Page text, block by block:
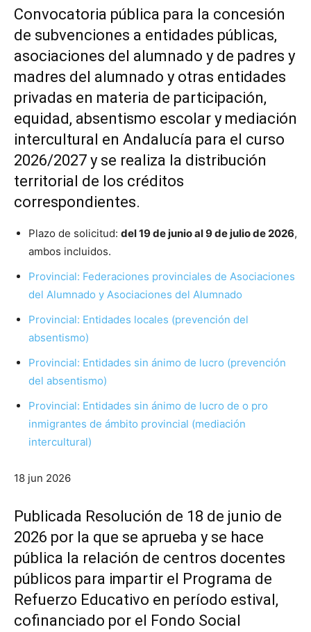
Convocatoria pública para la concesión
de subvenciones a entidades públicas,
asociaciones del alumnado y de padres y
madres del alumnado y otras entidades
privadas en materia de participación,
equidad, absentismo escolar y mediación
intercultural en Andalucía para el curso
2026/2027 y se realiza la distribución
territorial de los créditos
correspondientes.
Plazo de solicitud: del 19 de junio al 9 de julio de 2026,
ambos incluidos.
Provincial: Federaciones provinciales de Asociaciones
del Alumnado y Asociaciones del Alumnado
Provincial: Entidades locales (prevención del
absentismo)
Provincial: Entidades sin ánimo de lucro (prevención
del absentismo)
Provincial: Entidades sin ánimo de lucro de o pro
inmigrantes de ámbito provincial (mediación
intercultural)
18 jun 2026
Publicada Resolución de 18 de junio de
2026 por la que se aprueba y se hace
pública la relación de centros docentes
públicos para impartir el Programa de
Refuerzo Educativo en período estival,
cofinanciado por el Fondo Social